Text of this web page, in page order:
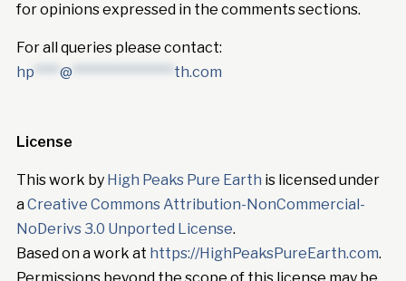
for opinions expressed in the comments sections.
For all queries please contact:
hp **** @ **************** th.com
License
This work by High Peaks Pure Earth is licensed under
aCreative Commons Attribution-NonCommercial-
NoDerivs 3.0 Unported License.
Based on a work at https://HighPeaksPureEarth.com.